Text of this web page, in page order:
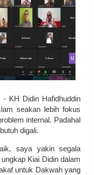
- KH Didin Hafidhuddin
seakan lebih fokus
internal. Padahal
digali.
saya yakin segala
Kiai Didin dalam
untuk Dakwah yang